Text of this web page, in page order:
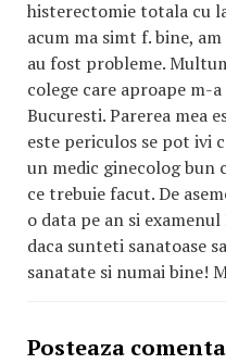
histerectomie totala cu
acum ma simt f. bine,
au fost probleme.
colege care aproape m-
Bucuresti. Parerea mea
este periculos se pot ivi
un medic ginecolog bun
ce trebuie facut. De
o data pe an si
daca sunteti sanatoase
sanatate si numai bine!
Posteaza